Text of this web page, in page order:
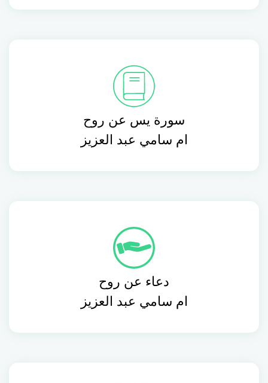
سورة يس عن روح
ام سامي عبد العزيز
دعاء عن روح
ام سامي عبد العزيز